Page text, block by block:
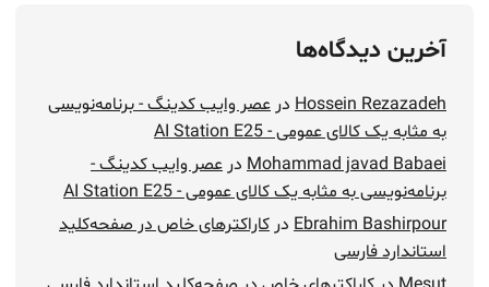
آخرین دیدگاه‌ها
Hossein Rezazadeh در عصر وایب کدینگ - برنامه‌نویسی
به مثابه یک کالای عمومی - AI Station E25
Mohammad javad Babaei در عصر وایب کدینگ -
برنامه‌نویسی به مثابه یک کالای عمومی - AI Station E25
Ebrahim Bashirpour در کاراکترهای خاص در صفحه‌کلید
استاندارد فارسی